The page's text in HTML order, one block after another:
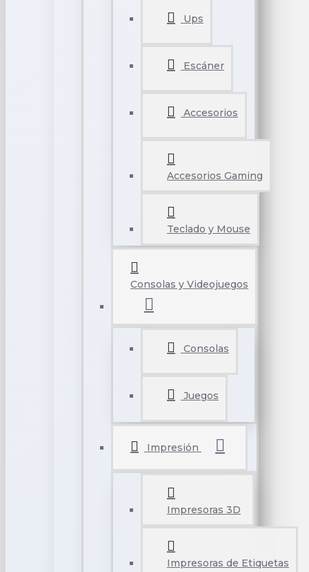
Ups
Escáner
Accesorios
Accesorios Gaming
Teclado y Mouse
Consolas y Videojuegos
Consolas
Juegos
Impresión
Impresoras 3D
Impresoras de Etiquetas